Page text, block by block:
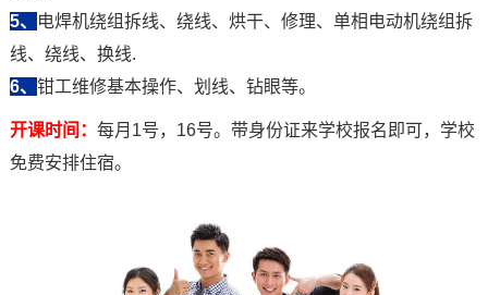
5、
电焊机绕组拆线、绕线、烘干、修理、单相电动机绕组拆
线、绕线、换线.
6、 钳工维修基本操作、划线、钻眼等。
开课时间： 每月1号，16号。带身份证来学校报名即可，学校
免费安排住宿。